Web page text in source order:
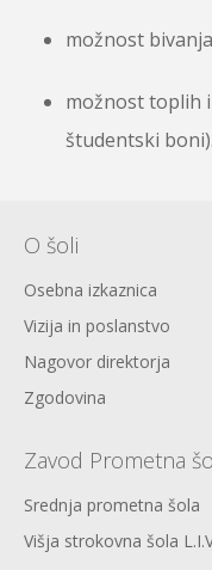
možnost
možnost toplih
študentski boni).
O šoli
Osebna izkaznica
Vizija in poslanstvo
Nagovor direktorja
Zgodovina
Zavod Prometna
Srednja prometna šola
Višja strokovna šola